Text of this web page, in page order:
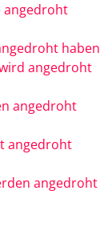
angedroht
haben
angedroht
angedroht
angedroht
angedroht